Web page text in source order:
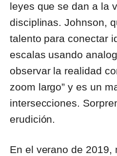
leyes que se dan a la
disciplinas. Johnson,
talento para conectar
escalas usando
observar la realidad
zoom largo” y es un
intersecciones.
erudición.
En el verano de 2019,